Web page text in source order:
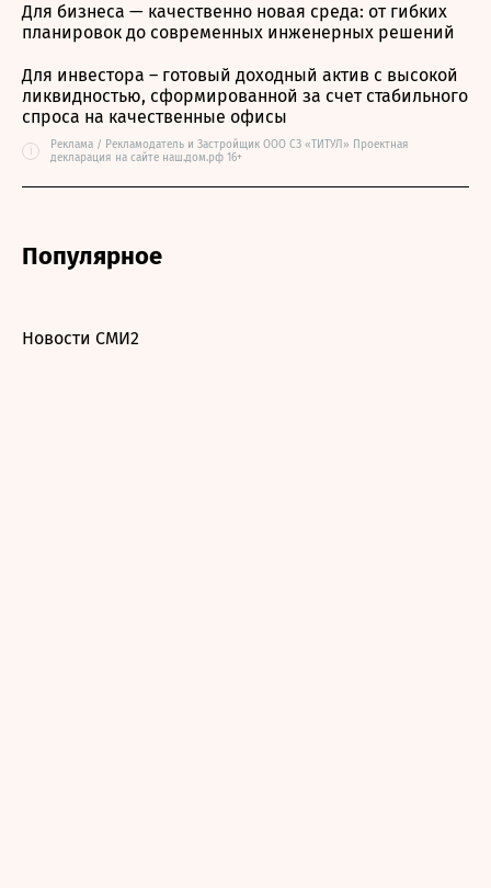
Для бизнеса — качественно новая среда: от гибких
планировок до современных инженерных решений
Для инвестора – готовый доходный актив с высокой
ликвидностью, сформированной за счет стабильного
спроса на качественные офисы
i
Реклама / Рекламодатель и Застройщик ООО СЗ «ТИТУЛ» Проектная
декларация на сайте наш.дом.рф 16+
Популярное
Новости СМИ2